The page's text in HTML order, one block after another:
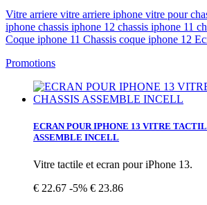
Vitre arriere vitre arriere iphone vitre pour
iphone chassis iphone 12 chassis iphone 11
Coque iphone 11 Chassis coque iphone 12
Promotions
ECRAN POUR IPHONE 13 VITRE
ASSEMBLE INCELL
Vitre tactile et ecran pour iPhone 13.
€ 22.67 -5% € 23.86